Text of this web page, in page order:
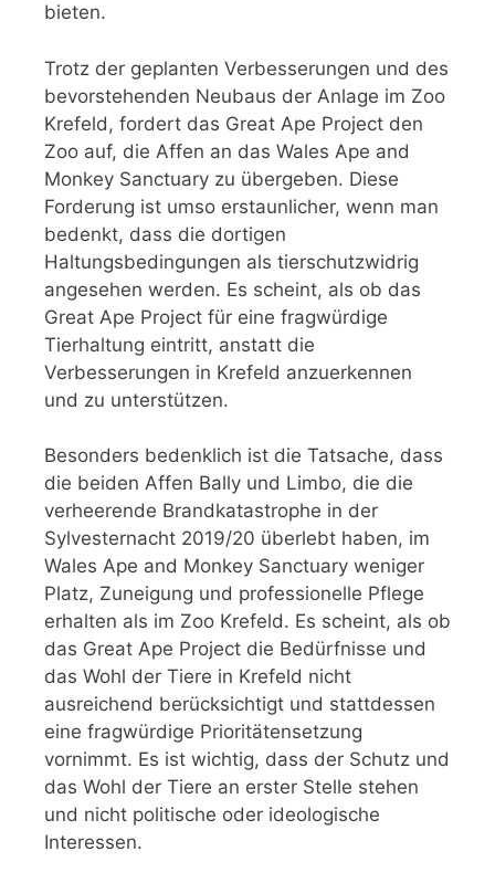
bieten.
Trotz der geplanten Verbesserungen und des
bevorstehenden Neubaus der Anlage im Zoo
Krefeld, fordert das Great Ape Project den
Zoo auf, die Affen an das Wales Ape and
Monkey Sanctuary zu übergeben. Diese
Forderung ist umso erstaunlicher, wenn man
bedenkt, dass die dortigen
Haltungsbedingungen als tierschutzwidrig
angesehen werden. Es scheint, als ob das
Great Ape Project für eine fragwürdige
Tierhaltung eintritt, anstatt die
Verbesserungen in Krefeld anzuerkennen
und zu unterstützen.
Besonders bedenklich ist die Tatsache, dass
die beiden Affen Bally und Limbo, die die
verheerende Brandkatastrophe in der
Sylvesternacht 2019/20 überlebt haben, im
Wales Ape and Monkey Sanctuary weniger
Platz, Zuneigung und professionelle Pflege
erhalten als im Zoo Krefeld. Es scheint, als ob
das Great Ape Project die Bedürfnisse und
das Wohl der Tiere in Krefeld nicht
ausreichend berücksichtigt und stattdessen
eine fragwürdige Prioritätensetzung
vornimmt. Es ist wichtig, dass der Schutz und
das Wohl der Tiere an erster Stelle stehen
und nicht politische oder ideologische
Interessen.